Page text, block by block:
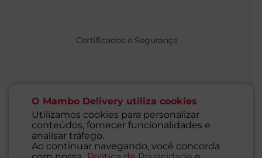
O Mambo Delivery utiliza cookies
Utilizamos cookies para personalizar
conteúdos, fornecer funcionalidades e
analisar tráfego.
Ao continuar navegando, você concorda
Certificados e Segurança
@ 2021 MAMBO - TODOS OS DIREITOS RESERVADOS
Supermercados Mambo Ltda.
CNPJ: 71.676.316/0001-46 - Inscrição Estadual: 116.827.781.117